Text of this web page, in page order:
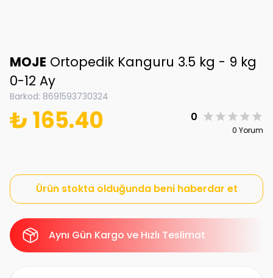
MOJE Ortopedik Kanguru 3.5 kg - 9 kg
0-12 Ay
Barkod: 8691593730324
₺ 165.40 0
0 Yorum
Ürün stokta olduğunda beni haberdar et
Aynı Gün Kargo ve Hızlı Teslimat